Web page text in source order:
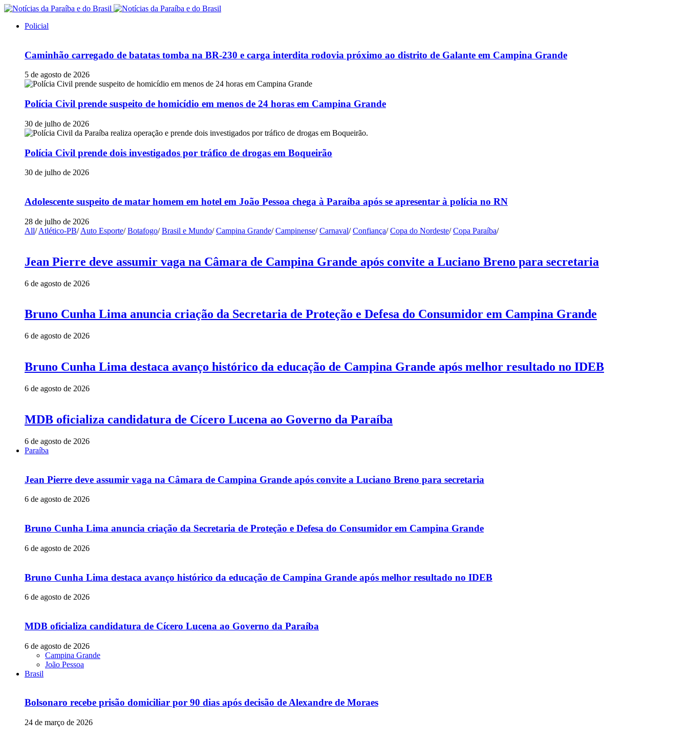
Policial
Caminhão carregado de batatas tomba na BR-230 e carga interdita rodovia próximo ao distrito de Galante em Campina Grande
5 de agosto de 2026
Polícia Civil prende suspeito de homicídio em menos de 24 horas em Campina Grande
30 de julho de 2026
Polícia Civil prende dois investigados por tráfico de drogas em Boqueirão
30 de julho de 2026
Adolescente suspeito de matar homem em hotel em João Pessoa chega à Paraíba após se apresentar à polícia no RN
28 de julho de 2026
All/ Atlético-PB/ Auto Esporte/ Botafogo/ Brasil e Mundo/ Campina Grande/ Campinense/ Carnaval/ Confiança/ Copa do Nordeste/ Copa Paraíba/
Jean Pierre deve assumir vaga na Câmara de Campina Grande após convite a Luciano Breno para secretaria
6 de agosto de 2026
Bruno Cunha Lima anuncia criação da Secretaria de Proteção e Defesa do Consumidor em Campina Grande
6 de agosto de 2026
Bruno Cunha Lima destaca avanço histórico da educação de Campina Grande após melhor resultado no IDEB
6 de agosto de 2026
MDB oficializa candidatura de Cícero Lucena ao Governo da Paraíba
6 de agosto de 2026
Paraíba
Jean Pierre deve assumir vaga na Câmara de Campina Grande após convite a Luciano Breno para secretaria
6 de agosto de 2026
Bruno Cunha Lima anuncia criação da Secretaria de Proteção e Defesa do Consumidor em Campina Grande
6 de agosto de 2026
Bruno Cunha Lima destaca avanço histórico da educação de Campina Grande após melhor resultado no IDEB
6 de agosto de 2026
MDB oficializa candidatura de Cícero Lucena ao Governo da Paraíba
6 de agosto de 2026
Campina Grande
João Pessoa
Brasil
Bolsonaro recebe prisão domiciliar por 90 dias após decisão de Alexandre de Moraes
24 de março de 2026